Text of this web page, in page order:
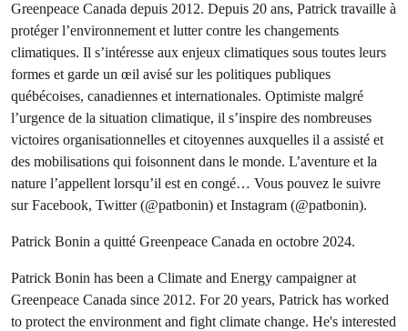
Greenpeace Canada depuis 2012. Depuis 20 ans, Patrick travaille à
protéger l’environnement et lutter contre les changements
climatiques. Il s’intéresse aux enjeux climatiques sous toutes leurs
formes et garde un œil avisé sur les politiques publiques
québécoises, canadiennes et internationales. Optimiste malgré
l’urgence de la situation climatique, il s’inspire des nombreuses
victoires organisationnelles et citoyennes auxquelles il a assisté et
des mobilisations qui foisonnent dans le monde. L’aventure et la
nature l’appellent lorsqu’il est en congé… Vous pouvez le suivre
sur Facebook, Twitter (@patbonin) et Instagram (@patbonin).
Patrick Bonin a quitté Greenpeace Canada en octobre 2024.
Patrick Bonin has been a Climate and Energy campaigner at
Greenpeace Canada since 2012. For 20 years, Patrick has worked
to protect the environment and fight climate change. He's interested